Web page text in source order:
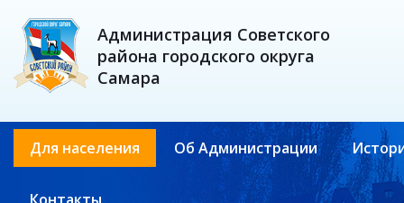
Администрация Советского
района городского округа
Самара
Для населения Об Администрации